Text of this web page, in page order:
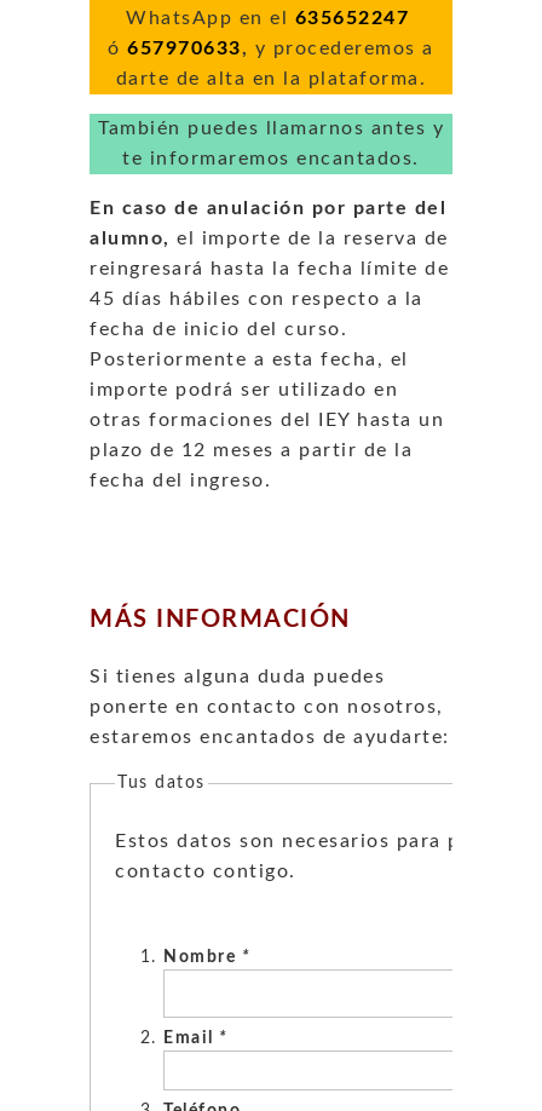
WhatsApp en el 635652247
ó 657970633, y procederemos a
darte de alta en la plataforma.
También puedes llamarnos antes y
te informaremos encantados.
En caso de anulación por parte del
alumno, el importe de la reserva de
reingresará hasta la fecha límite de
45 días hábiles con respecto a la
fecha de inicio del curso.
Posteriormente a esta fecha, el
importe podrá ser utilizado en
otras formaciones del IEY hasta un
plazo de 12 meses a partir de la
fecha del ingreso.
MÁS INFORMACIÓN
Si tienes alguna duda puedes
ponerte en contacto con nosotros,
estaremos encantados de ayudarte:
Tus datos
Estos datos son necesarios para
contacto contigo.
Nombre *
Email *